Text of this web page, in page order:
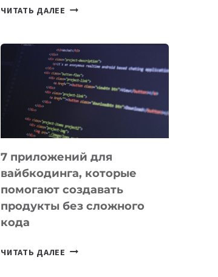
ЧИТАТЬ ДАЛЕЕ ТАСК-
ПОЛЕЗНЫХ
ИНСТРУМЕНТОВ
ДЛЯ
РАБОТЫ
7 приложений для
вайбкодинга, которые
помогают создавать
продукты без сложного
кода
ЧИТАТЬ ДАЛЕЕ